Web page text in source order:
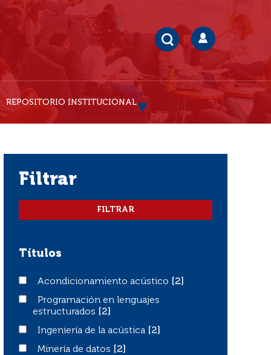
REPOSITORIO INSTITUCIONAL
filtrar
Títulos
Acondicionamiento acústico
Acondicionamiento acústico
[2]
Programación en lenguajes estructurados
Programación en lenguajes
estructurados
[2]
Ingeniería de la acústica
Ingeniería de la acústica
[2]
Minería de datos
Minería de datos
[2]